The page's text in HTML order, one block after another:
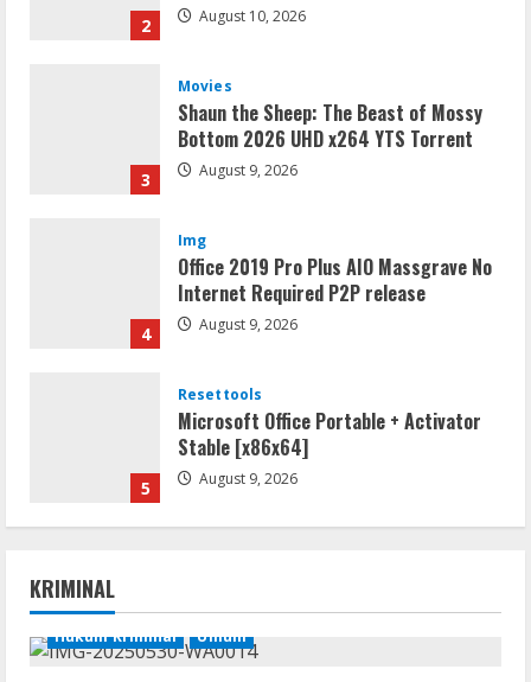
2 August 10, 2026
3
Movies
Shaun the Sheep: The Beast of Mossy
Bottom 2026 UHD x264 YTS Torrent
August 9, 2026
4
Img
Office 2019 Pro Plus AIO Massgrave No
Internet Required P2P release
August 9, 2026
5
Resettools
Microsoft Office Portable + Activator
Stable [x86x64]
August 9, 2026
1
Kanan Desak APH Tindak Tegas Sesuai
UU Minerba
KRIMINAL
Hukum Kriminal Umum